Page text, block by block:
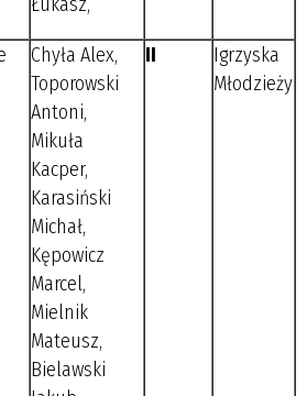
Chyła Alex,
Toporowski
Antoni,
Mikuła
Kacper,
Karasiński
Michał,
Kępowicz
Marcel,
Mielnik
Mateusz,
Bielawski
II
Igrzyska
Młodzieży